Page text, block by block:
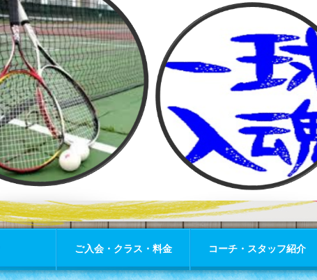
ご入会・クラス・料金 コーチ・スタッフ紹介